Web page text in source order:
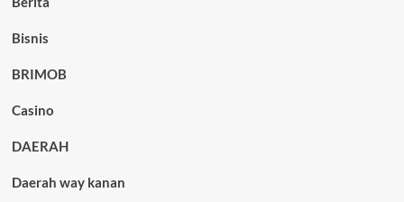
Bisnis
BRIMOB
Casino
DAERAH
Daerah way kanan